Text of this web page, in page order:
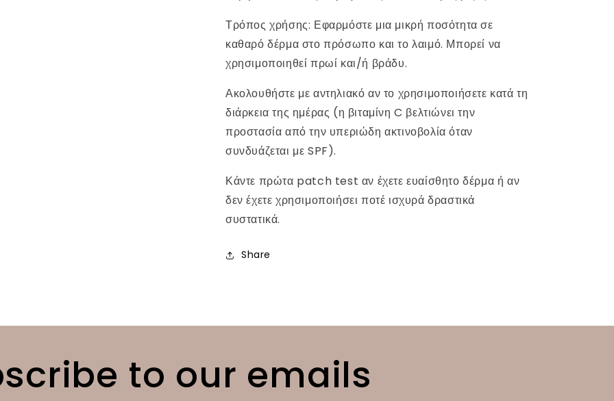
Τρόπος χρήσης: Εφαρμόστε μια μικρή ποσότητα σε
καθαρό δέρμα στο πρόσωπο και το λαιμό. Μπορεί να
χρησιμοποιηθεί πρωί και/ή βράδυ.
Ακολουθήστε με αντηλιακό αν το χρησιμοποιήσετε κατά τη
διάρκεια της ημέρας (η βιταμίνη C βελτιώνει την
προστασία από την υπεριώδη ακτινοβολία όταν
συνδυάζεται με SPF).
Κάντε πρώτα patch test αν έχετε ευαίσθητο δέρμα ή αν
δεν έχετε χρησιμοποιήσει ποτέ ισχυρά δραστικά
συστατικά.
Share
to our emails